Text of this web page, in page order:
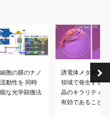
胞の膜のナノ
動性を 同時
な光学顕微法
誘電体メタ表面の
領域で発生する光
晶のキラリティ制
有効であることを